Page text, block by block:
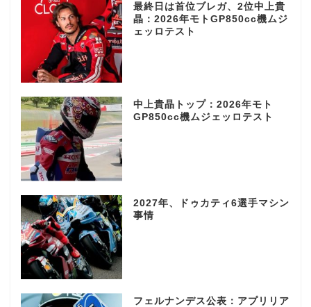
最終日は首位ブレガ、2位中上貴
晶：2026年モトGP850cc機ムジ
ェッロテスト
中上貴晶トップ：2026年モト
GP850cc機ムジェッロテスト
2027年、ドゥカティ6選手マシン
事情
フェルナンデス公表：アプリリア